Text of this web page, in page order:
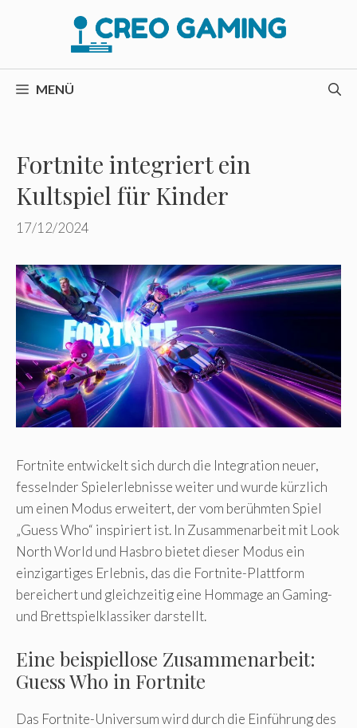
MENÜ
Fortnite integriert ein
Kultspiel für Kinder
17/12/2024
Fortnite entwickelt sich durch die Integration neuer,
fesselnder Spielerlebnisse weiter und wurde kürzlich
um einen Modus erweitert, der vom berühmten Spiel
„Guess Who“ inspiriert ist. In Zusammenarbeit mit Look
North World und Hasbro bietet dieser Modus ein
einzigartiges Erlebnis, das die Fortnite-Plattform
bereichert und gleichzeitig eine Hommage an Gaming-
und Brettspielklassiker darstellt.
Eine beispiellose Zusammenarbeit:
Guess Who in Fortnite
Das Fortnite-Universum wird durch die Einführung des